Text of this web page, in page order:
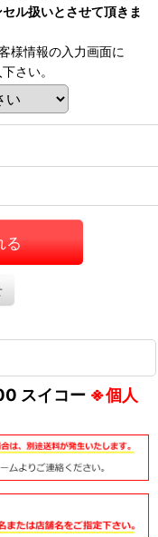
ル扱いとさせて頂きま
様情報の入力画面に
さい。
る
スイコー ※個人